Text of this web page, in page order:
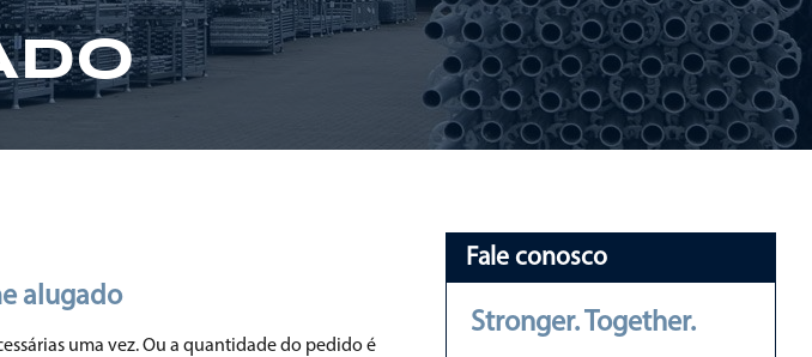
alugado
uma vez. Ou a quantidade do pedido é
Fale conosco
Stronger. Together.